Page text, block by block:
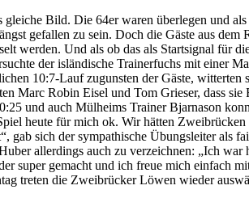
gleiche Bild. Die 64er waren überlegen und
gefallen zu sein. Doch die Gäste aus
werden. Und als ob das als Startsignal
der isländische Trainerfuchs mit einer
10:7-Lauf zugunsten der Gäste,
Marc Robin Eisel und Tom Grieser, dass
und auch Mülheims Trainer Bjarnason
heute für mich ok. Wir hätten
gab sich der sympathische Übungsleiter als
allerdings auch zu verzeichnen: „Ich
super gemacht und ich freue mich einfach
treten die Zweibrücker Löwen wieder